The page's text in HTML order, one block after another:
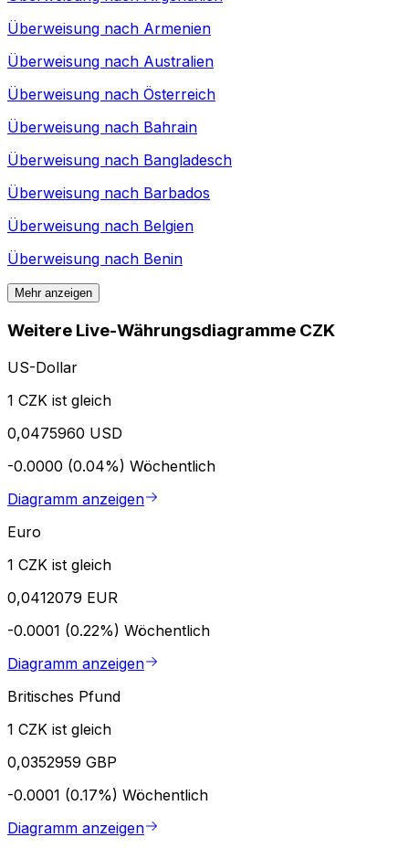
Überweisung nach Armenien
Überweisung nach Australien
Überweisung nach Österreich
Überweisung nach Bahrain
Überweisung nach Bangladesch
Überweisung nach Barbados
Überweisung nach Belgien
Überweisung nach Benin
Mehr anzeigen
Weitere Live-Währungsdiagramme CZK
US-Dollar
1 CZK ist gleich
0,0475960 USD
-0.0000 (0.04%) Wöchentlich
Diagramm anzeigen
Euro
1 CZK ist gleich
0,0412079 EUR
-0.0001 (0.22%) Wöchentlich
Diagramm anzeigen
Britisches Pfund
1 CZK ist gleich
0,0352959 GBP
-0.0001 (0.17%) Wöchentlich
Diagramm anzeigen